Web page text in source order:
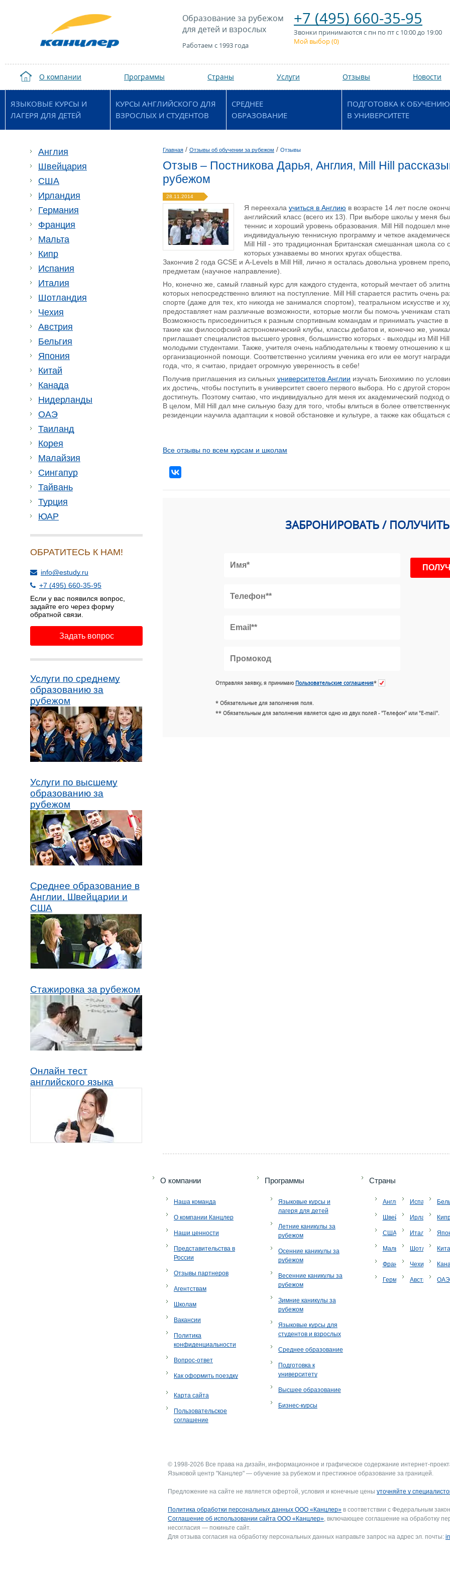
Образование за рубежом
для детей и взрослых
Работаем с 1993 года
+7 (495) 660-35-95
Звонки принимаются с пн по пт с 10:00 до 19:00
Мой выбор (0)
О компании Программы Страны Услуги Отзывы Новости
ЯЗЫКОВЫЕ КУРСЫ И
ЛАГЕРЯ ДЛЯ ДЕТЕЙ
КУРСЫ АНГЛИЙСКОГО ДЛЯ
ВЗРОСЛЫХ И СТУДЕНТОВ
СРЕДНЕЕ
ОБРАЗОВАНИЕ
ПОДГОТОВКА К ОБУЧЕНИЮ
В УНИВЕРСИТЕТЕ
Англия
Швейцария
США
Ирландия
Германия
Франция
Мальта
Кипр
Испания
Италия
Шотландия
Чехия
Австрия
Бельгия
Япония
Китай
Канада
Нидерланды
ОАЭ
Таиланд
Корея
Малайзия
Сингапур
Тайвань
Турция
ЮАР
ОБРАТИТЕСЬ К НАМ!
info@estudy.ru
+7 (495) 660-35-95
Если у вас появился вопрос,
задайте его через форму
обратной связи.
Задать вопрос
Услуги по среднему
образованию за
рубежом
Услуги по высшему
образованию за
рубежом
Среднее образование в
Англии, Швейцарии и
США
Стажировка за рубежом
Онлайн тест
английского языка
Главная / Отзывы об обучении за рубежом / Отзывы
Отзыв – Постникова Дарья, Англия, Mill Hill
рубежом
28.11.2014
Я переехала учиться в Англию в возрасте 14 лет после
английский класс (всего их 13). При выборе школы у меня
теннис и хороший уровень образования. Mill Hill подошел
индивидуальную теннисную программу и четкое
Mill Hill - это традиционная Британская смешанная школа со
которых узнаваемы во многих кругах общества.
Закончив 2 года GCSE и A-Levels в Mill Hill, лично я осталась довольна уровнем
предметам (научное направление).
Но, конечно же, самый главный курс для каждого студента, который мечтает об
которых непосредственно влияют на поступление. Mill Hill старается растить очень
спорте (даже для тех, кто никогда не занимался спортом), театральном искусстве и
предоставляет нам различные возможности, которые могли бы помочь ученикам
Возможность присоединиться к разным спортивным командам и принимать участие
такие как философский астрономический клубы, классы дебатов и, конечно же,
приглашает специалистов высшего уровня, большинство которых - выходцы из Mill
молодыми студентами. Также, учителя очень наблюдательны к твоему отношению к
организационной помощи. Соответственно усилиям ученика его или ее могут
года, что, я считаю, придает огромную уверенность в себе!
Получив приглашения из сильных университетов Англии изучать Биохимию по
их достичь, чтобы поступить в университет своего первого выбора. Но с другой
достигнуть. Поэтому считаю, что индивидуально для меня их академический подход
В целом, Mill Hill дал мне сильную базу для того, чтобы влиться в более
резиденции научила адаптации к новой обстановке и культуре, а также как
Все отзывы по всем курсам и школам
ЗАБРОНИРОВАТЬ /
Отправляя заявку, я принимаю Пользовательские соглашения*
* Обязательные для заполнения поля.
** Обязательным для заполнения является одно из двух полей - "Телефон" или "E-mail".
O компании
Наша команда
О компании Канцлер
Наши ценности
Представительства в
России
Отзывы партнеров
Агентствам
Школам
Вакансии
Политика
конфиденциальности
Вопрос-ответ
Как оформить поездку
Карта сайта
Пользовательское
соглашение
Программы
Языковые курсы и
лагеря для детей
Летние каникулы за
рубежом
Осенние каникулы за
рубежом
Весенние каникулы за
рубежом
Зимние каникулы за
рубежом
Языковые курсы для
студентов и взрослых
Среднее образование
Подготовка к
университету
Высшее образование
Бизнес-курсы
Страны
Англия
Швейцария
США
Мальта
Франция
Германия
Испания
Ирландия
Италия
Шотландия
Чехия
Австрия
Кипр
ОАЭ
© 1998-2026 Все права на дизайн, информационное и графическое содержание интернет-
Языковой центр "Канцлер" — обучение за рубежом и престижное образование за границей.
Предложение на сайте не является офертой, условия и конечные цены уточняйте у
Политика обработки персональных данных ООО «Канцлер» в соответствии с Федеральным
Соглашение об использовании сайта ООО «Канцлер», включающее соглашение на обработку
несогласия — покиньте сайт.
Для отзыва согласия на обработку персональных данных направьте запрос на адрес эл. почты: